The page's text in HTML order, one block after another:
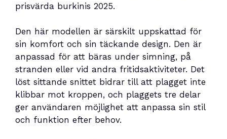
prisvärda burkinis 2025.
Den här modellen är särskilt uppskattad för
sin komfort och sin täckande design. Den är
anpassad för att bäras under simning, på
stranden eller vid andra fritidsaktiviteter. Det
löst sittande snittet bidrar till att plagget inte
klibbar mot kroppen, och plaggets tre delar
ger användaren möjlighet att anpassa sin stil
och funktion efter behov.